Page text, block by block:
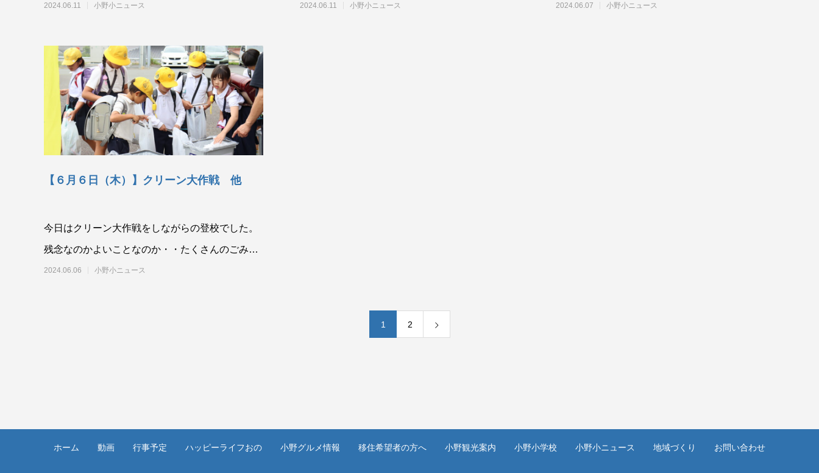
日の授業の様子をどうぞ。高
2024.06.11 小野小ニュース に関する講演会として、宇部市の観光交
2024.06.11 小野小ニュース てほしくない日はこの作品が力を発揮するかも。
2024.06.07 小野小ニュース
【６月６日（木）】クリーン大作戦 他
今日はクリーン大作戦をしながらの登校でした。
残念なのかよいことなのか・・たくさんのごみを
拾いました。 授業の様子です。
2024.06.06 小野小ニュース
1 2
ホーム 動画 行事予定 ハッピーライフおの 小野グルメ情報 移住希望者の方へ 小野観光案内 小野小学校 小野小ニュース 地域づくり お問い合わせ